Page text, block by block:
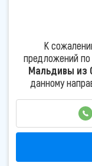
К
предложений
Мальдивы из
данному